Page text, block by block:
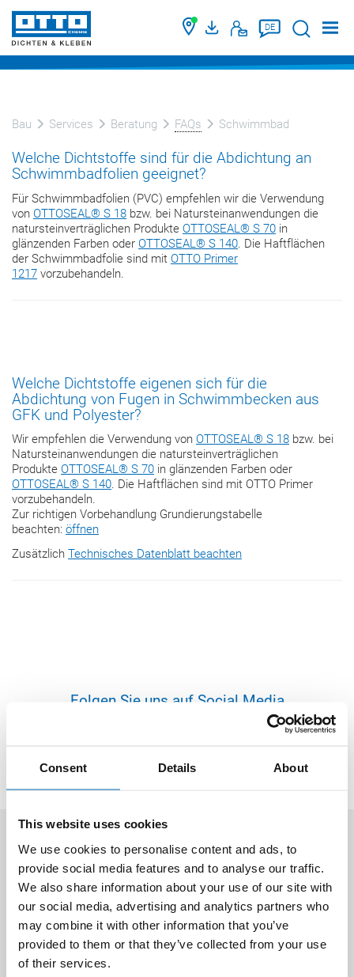
Consent Details About
This website uses cookies
We use cookies to personalise content and ads, to
provide social media features and to analyse our traffic.
We also share information about your use of our site with
our social media, advertising and analytics partners who
may combine it with other information that you’ve
provided to them or that they’ve collected from your use
of their services.
DE Suche
Bau Services Beratung FAQs Schwimmbad
Welche Dichtstoffe sind für die Abdichtung an
Schwimmbadfolien geeignet?
Für Schwimmbadfolien (PVC) empfehlen wir die Verwendung
von OTTOSEAL® S 18 bzw. bei Natursteinanwendungen die
natursteinverträglichen Produkte OTTOSEAL® S 70 in
glänzenden Farben oder OTTOSEAL® S 140 . Die Haftflächen
der Schwimmbadfolie sind mit OTTO Primer
1217 vorzubehandeln.
Welche Dichtstoffe eigenen sich für die
Abdichtung von Fugen in Schwimmbecken aus
GFK und Polyester?
Wir empfehlen die Verwendung von OTTOSEAL® S 18 bzw. bei
Natursteinanwendungen die natursteinverträglichen
Produkte OTTOSEAL® S 70 in glänzenden Farben oder
OTTOSEAL® S 140. Die Haftflächen sind mit OTTO Primer
vorzubehandeln.
Zur richtigen Vorbehandlung Grundierungstabelle
beachten: öffnen
Zusätzlich Technisches Datenblatt beachten
Folgen Sie uns auf Social Media
Kontakt zu OTTO
Bau Newsletter
Industrie Newsletter
Presse
Anfahrt
OTTO 360° Service-Paket
Rund um's Produkt
Bedarfsorientierte Produktion
Farbvielfalt
Individuelle Produktlösungen
Services